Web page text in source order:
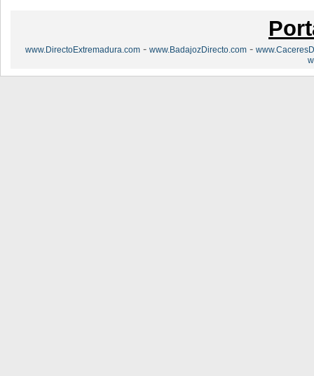
www.DirectoExtremadura.com - www.BadajozDirecto.com -